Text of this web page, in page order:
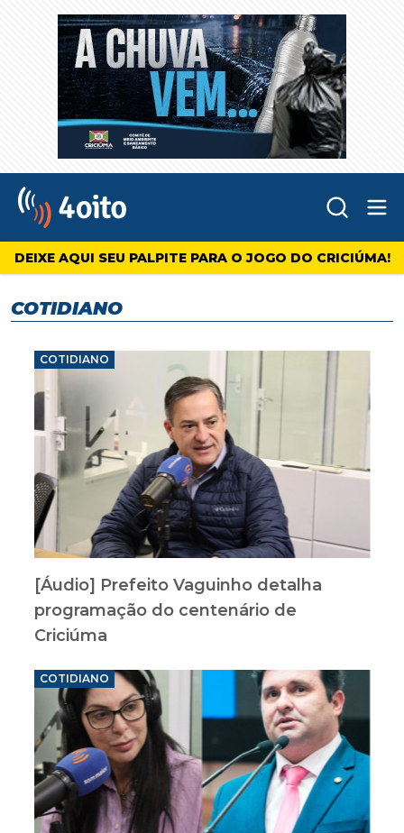
4oito
DEIXE AQUI SEU PALPITE PARA O JOGO DO CRICIÚMA!
COTIDIANO
COTIDIANO
[Áudio] Prefeito Vaguinho detalha
programação do centenário de
Criciúma
COTIDIANO